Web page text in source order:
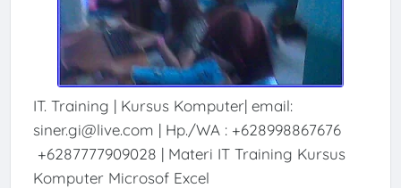
IT. Training | Kursus Komputer| email:
siner.gi@live.com | Hp./WA : +628998867676
+6287777909028 | Materi IT Training Kursus
Komputer Microsof Excel